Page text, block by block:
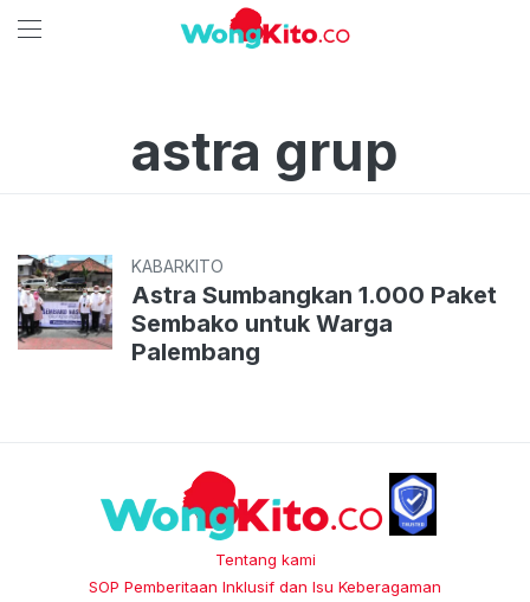
astra grup
KABARKITO
Astra Sumbangkan 1.000 Paket
Sembako untuk Warga
Palembang
Tentang kami
SOP Pemberitaan Inklusif dan Isu Keberagaman